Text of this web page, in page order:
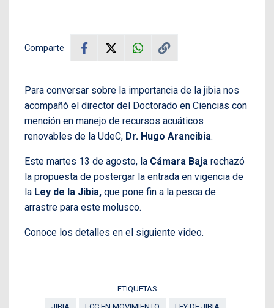
Comparte
Para conversar sobre la importancia de la jibia nos
acompañó el director del Doctorado en Ciencias con
mención en manejo de recursos acuáticos
renovables de la UdeC, Dr. Hugo Arancibia.
Este martes 13 de agosto, la Cámara Baja rechazó
la propuesta de postergar la entrada en vigencia de
la Ley de la Jibia, que pone fin a la pesca de
arrastre para este molusco.
Conoce los detalles en el siguiente video.
ETIQUETAS